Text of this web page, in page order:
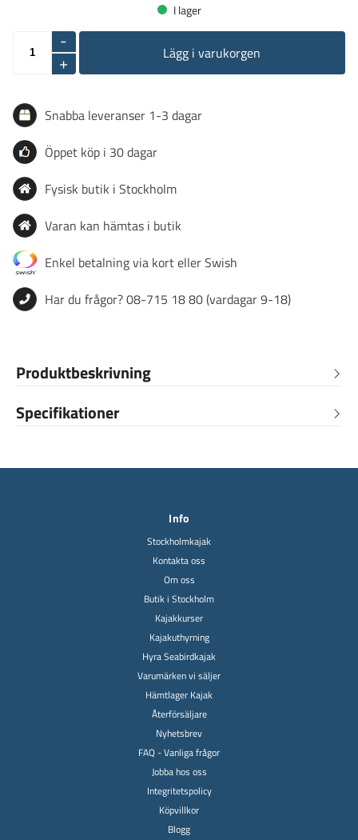
I lager
-
+
Lägg i varukorgen
Snabba leveranser 1-3 dagar
Öppet köp i 30 dagar
Fysisk butik i Stockholm
Varan kan hämtas i butik
Enkel betalning via kort eller Swish
Har du frågor? 08-715 18 80 (vardagar 9-18)
Produktbeskrivning
Specifikationer
Info
Stockholmkajak
Kontakta oss
Om oss
Butik i Stockholm
Kajakkurser
Kajakuthyrning
Hyra Seabirdkajak
Varumärken vi säljer
Hämtlager Kajak
Återförsäljare
Nyhetsbrev
FAQ - Vanliga frågor
Jobba hos oss
Integritetspolicy
Köpvillkor
Blogg